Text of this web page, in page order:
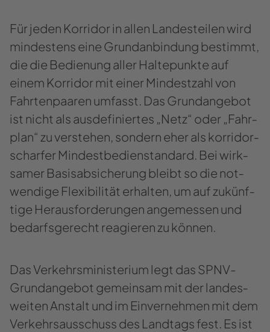
Für jeden Kor­ri­dor in allen Lan­des­tei­len wird
min­des­tens eine Grund­an­bin­dung be­stimmt,
die die Be­die­nung aller Hal­te­punk­te auf
einem Kor­ri­dor mit einer Min­dest­zahl von
Fahr­ten­paa­ren um­fasst. Das Grund­an­ge­bot
ist nicht als aus­de­fi­nier­tes „Netz“ oder „Fahr­
plan“ zu ver­ste­hen, son­dern eher als kor­ri­dor­
schar­fer Min­dest­be­dienstan­dard. Bei wirk­
sa­mer Ba­sis­ab­si­che­rung bleibt so die not­
wen­di­ge Fle­xi­bi­li­tät er­hal­ten, um auf zu­künf­
ti­ge Her­aus­for­de­run­gen an­ge­mes­sen und
be­darfs­ge­recht re­agie­ren zu kön­nen.
Das Ver­kehrs­mi­nis­te­ri­um legt das SPNV-​
Grundangebot ge­mein­sam mit der lan­des­
wei­ten An­stalt und im Ein­ver­neh­men mit dem
Ver­kehrs­aus­schuss des Land­tags fest. Es ist